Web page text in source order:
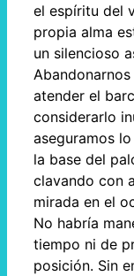
el espíritu del
propia alma
un silencioso
atender el
considerarlo
aseguramos
la base del
clavando con
mirada en el
No habría
tiempo ni de
posición. Sin